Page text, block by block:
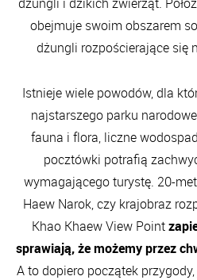
obejmuje swoim obszarem
dżungli rozpościerające się
Istnieje wiele powodów, dla
najstarszego parku
fauna i flora, liczne
pocztówki potrafią
wymagającego turystę. 20-
Haew Narok, czy krajobraz
Khao Khaew View Point
sprawiają, że możemy przez
A to dopiero początek